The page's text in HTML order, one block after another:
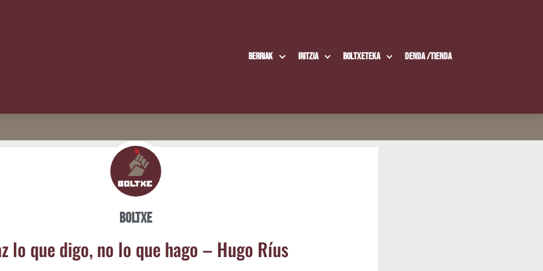
Berriak Iritzia Boltxe­te­ka Den­da /​Tien­da
Boltxe
lo que digo, no lo que hago – Hugo Ríus